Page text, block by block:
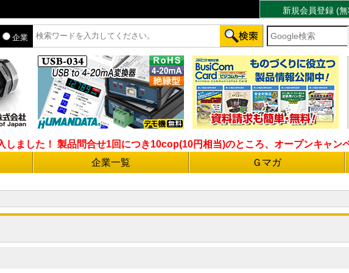
新規会員登録 (
企業
ました！ 製品問合せ1回につき10cop(10円相当)のところ、オープンキャン
企業一覧 Ｇマガ